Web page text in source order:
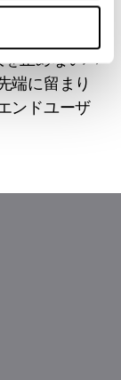
注目に値し
ープの有無
止めないハ
端に留まり
ンドユーザ